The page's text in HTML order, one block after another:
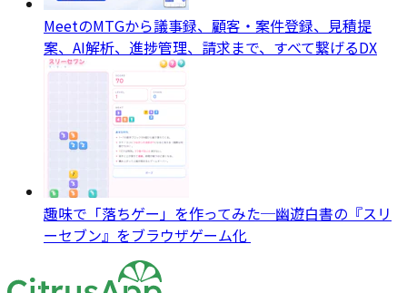
MeetのMTGから議事録、顧客・案件登録、見積提
案、AI解析、進捗管理、請求まで、すべて繋げるDX
趣味で「落ちゲー」を作ってみた─幽遊白書の『スリ
ーセブン』をブラウザゲーム化